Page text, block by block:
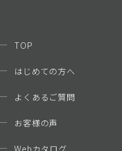
TOP
はじめての方へ
よくあるご質問
お客様の声
Webカタログ